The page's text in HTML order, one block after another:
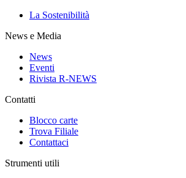
La Sostenibilità
News e Media
News
Eventi
Rivista R-NEWS
Contatti
Blocco carte
Trova Filiale
Contattaci
Strumenti utili